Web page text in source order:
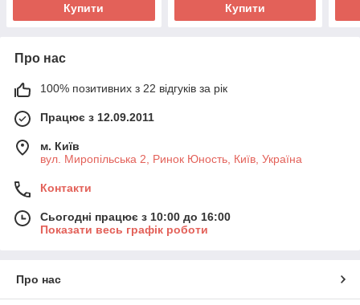
Купити Купити
Про нас
100% позитивних з 22 відгуків за рік
Працює з 12.09.2011
м. Київ
вул. Миропільська 2, Ринок Юность, Київ, Україна
Контакти
Сьогодні працює з 10:00 до 16:00
Показати весь графік роботи
Про нас